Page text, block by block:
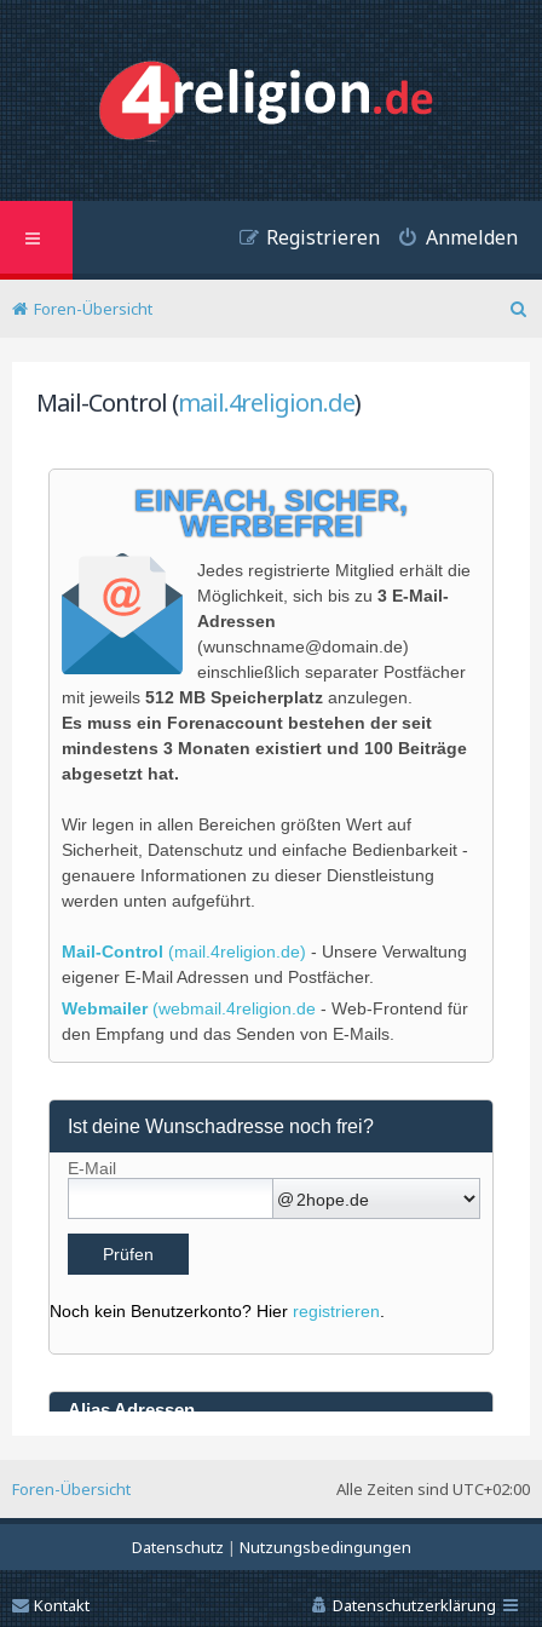
Anmelden
Registrieren
Foren-Übersicht
Mail-Control (mail.4religion.de)
Alle Zeiten sind UTC+02:00
Foren-Übersicht
Datenschutz | Nutzungsbedingungen
Datenschutzerklärung
Kontakt